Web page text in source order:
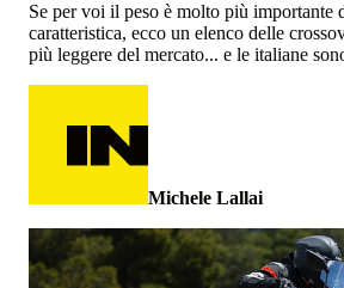
Se per voi il peso è molto più importante
caratteristica, ecco un elenco delle
più leggere del mercato... e le italiane
Michele Lallai